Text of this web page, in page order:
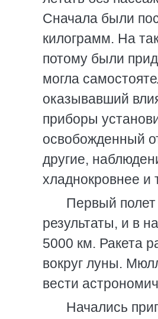
Сначала были
килограмм. На
потому были
могла
оказывавший
приборы
освобожденный
другие,
хладнокровнее и
Первый полет
результаты, и в
5000 км. Ракета
вокруг луны.
вести
Начались